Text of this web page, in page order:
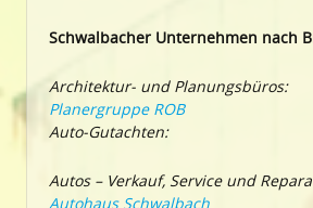
Schwalbacher Unternehmen nach
Architektur- und Planungsbüros:
Planergruppe ROB
Auto-Gutachten:
Autos – Verkauf, Service und
Autohaus Schwalbach